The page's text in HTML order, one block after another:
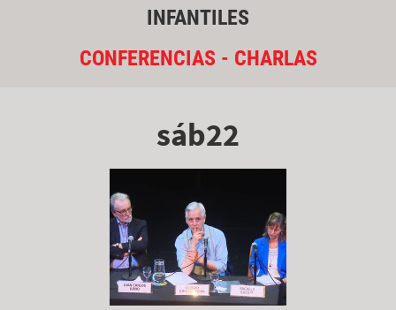
INFANTILES
CONFERENCIAS - CHARLAS
sáb22